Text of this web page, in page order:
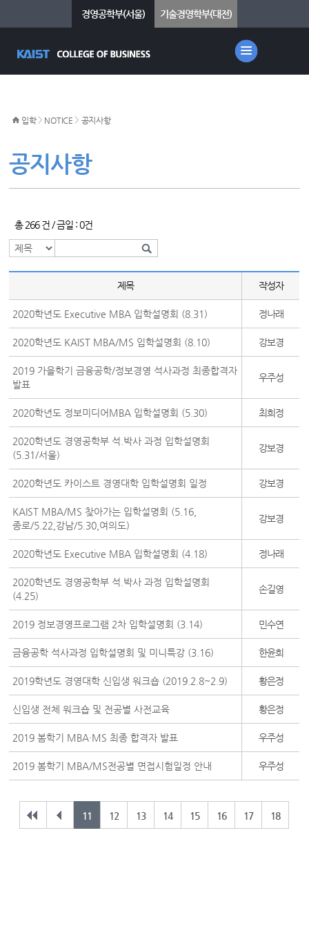
경영공학부(서울) 기술경영학부(대전)
공지사항
입학> NOTICE > 공지사항
총 266 건 / 금일 : 0건
제목 작성자
2020학년도 Executive MBA 입학설명회 (8.31) 정나래
2020학년도 KAIST MBA/MS 입학설명회 (8.10) 강보경
2019 가을학기 금융공학/정보경영 석사과정 최종합격자
발표
우주성
2020학년도 정보미디어MBA 입학설명회 (5.30) 최희정
2020학년도 경영공학부 석.박사 과정 입학설명회
(5.31/서울)
강보경
2020학년도 카이스트 경영대학 입학설명회 일정 강보경
KAIST MBA/MS 찾아가는 입학설명회 (5.16,
종로/5.22,강남/5.30,여의도)
강보경
2020학년도 Executive MBA 입학설명회 (4.18) 정나래
2020학년도 경영공학부 석.박사 과정 입학설명회
(4.25)
손길영
2019 정보경영프로그램 2차 입학설명회 (3.14) 민수연
금융공학 석사과정 입학설명회 및 미니특강 (3.16) 한윤희
2019학년도 경영대학 신입생 워크숍 (2019.2.8~2.9) 황은정
신입생 전체 워크숍 및 전공별 사전교육 황은정
2019 봄학기 MBA·MS 최종 합격자 발표 우주성
2019 봄학기 MBA/MS전공별 면접시험일정 안내 우주성
11 12 13 14 15 16 17 18